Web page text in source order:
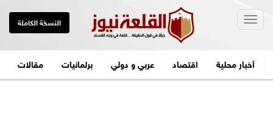
النسخة الكاملة
أخبار محلية اقتصاد عربي و دولي برلمانيات مقالات